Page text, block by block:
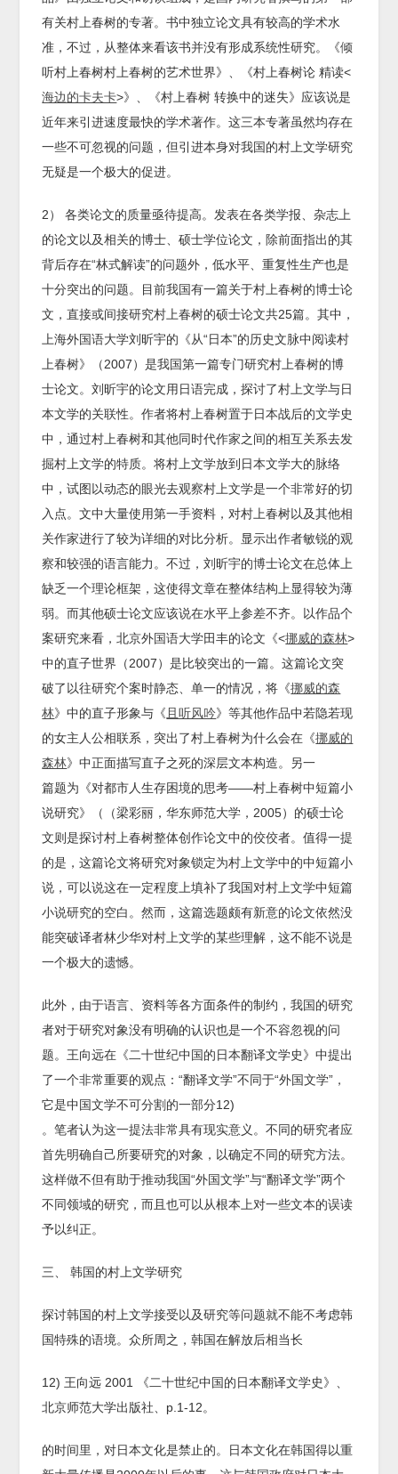
有关村上春树的专著。书中独立论文具有较高的学术水
准，不过，从整体来看该书并没有形成系统性研究。《倾
听村上春树村上春树的艺术世界》、《村上春树论 精读<
海边的卡夫卡>》、《村上春树 转换中的迷失》应该说是
近年来引进速度最快的学术著作。这三本专著虽然均存在
一些不可忽视的问题，但引进本身对我国的村上文学研究
无疑是一个极大的促进。
2） 各类论文的质量亟待提高。发表在各类学报、杂志上
的论文以及相关的博士、硕士学位论文，除前面指出的其
背后存在“林式解读”的问题外，低水平、重复性生产也是
十分突出的问题。目前我国有一篇关于村上春树的博士论
文，直接或间接研究村上春树的硕士论文共25篇。其中，
上海外国语大学刘昕宇的《从“日本”的历史文脉中阅读村
上春树》（2007）是我国第一篇专门研究村上春树的博
士论文。刘昕宇的论文用日语完成，探讨了村上文学与日
本文学的关联性。作者将村上春树置于日本战后的文学史
中，通过村上春树和其他同时代作家之间的相互关系去发
掘村上文学的特质。将村上文学放到日本文学大的脉络
中，试图以动态的眼光去观察村上文学是一个非常好的切
入点。文中大量使用第一手资料，对村上春树以及其他相
关作家进行了较为详细的对比分析。显示出作者敏锐的观
察和较强的语言能力。不过，刘昕宇的博士论文在总体上
缺乏一个理论框架，这使得文章在整体结构上显得较为薄
弱。而其他硕士论文应该说在水平上参差不齐。以作品个
案研究来看，北京外国语大学田丰的论文《<挪威的森林>
中的直子世界（2007）是比较突出的一篇。这篇论文突
破了以往研究个案时静态、单一的情况，将《挪威的森
林》中的直子形象与《 且听风吟》等其他作品中若隐若现
的女主人公相联系，突出了村上春树为什么会在《挪威的
森林》中正面描写直子之死的深层文本构造。另一
篇题为《对都市人生存困境的思考——村上春树中短篇小
说研究》（（梁彩丽，华东师范大学，2005）的硕士论
文则是探讨村上春树整体创作论文中的佼佼者。值得一提
的是，这篇论文将研究对象锁定为村上文学中的中短篇小
说，可以说这在一定程度上填补了我国对村上文学中短篇
小说研究的空白。然而，这篇选题颇有新意的论文依然没
能突破译者林少华对村上文学的某些理解，这不能不说是
一个极大的遗憾。
此外，由于语言、资料等各方面条件的制约，我国的研究
者对于研究对象没有明确的认识也是一个不容忽视的问
题。王向远在《二十世纪中国的日本翻译文学史》中提出
了一个非常重要的观点：“翻译文学”不同于“外国文学”，
它是中国文学不可分割的一部分12)
。笔者认为这一提法非常具有现实意义。不同的研究者应
首先明确自己所要研究的对象，以确定不同的研究方法。
这样做不但有助于推动我国“外国文学”与“翻译文学”两个
不同领域的研究，而且也可以从根本上对一些文本的误读
予以纠正。
三、 韩国的村上文学研究
探讨韩国的村上文学接受以及研究等问题就不能不考虑韩
国特殊的语境。众所周之，韩国在解放后相当长
12) 王向远 2001 《二十世纪中国的日本翻译文学史》、
北京师范大学出版社、p.1-12。
的时间里，对日本文化是禁止的。日本文化在韩国得以重